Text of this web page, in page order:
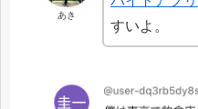
あき
すいよ。